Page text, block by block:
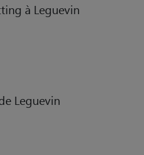
à Leguevin
Leguevin